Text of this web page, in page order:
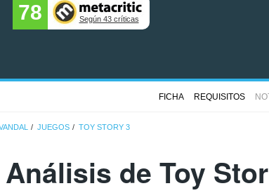
78 Según 43 críticas
FICHA REQUISITOS
JUEGOS TOY STORY 3
Análisis de Toy